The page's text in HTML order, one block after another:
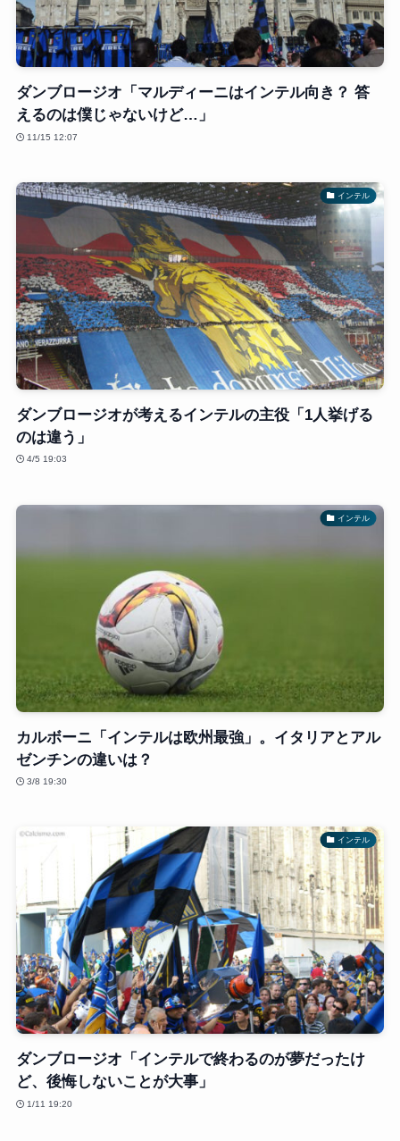
ダンブロージオ「マルディーニはインテル向き？ 答
えるのは僕じゃないけど…」
11/15 12:07
インテル
ダンブロージオが考えるインテルの主役「1人挙げる
のは違う」
4/5 19:03
インテル
カルボーニ「インテルは欧州最強」。イタリアとアル
ゼンチンの違いは？
3/8 19:30
インテル
ダンブロージオ「インテルで終わるのが夢だったけ
ど、後悔しないことが大事」
1/11 19:20